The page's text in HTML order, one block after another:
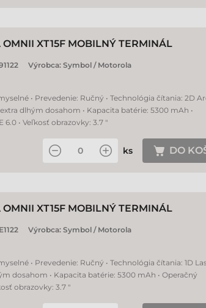
XT15F MOBILNÝ TERMINÁL
Výrobca: Symbol / Motorola
• Prevedenie: Ručný • Technológia čítania: 2D
dlhým dosahom • Kapacita batérie: 5300 mAh •
• Veľkosť obrazovky: 3.7 "
ks DO
XT15F MOBILNÝ TERMINÁL
Výrobca: Symbol / Motorola
• Prevedenie: Ručný • Technológia čítania: 1D
dosahom • Kapacita batérie: 5300 mAh • Operačný
obrazovky: 3.7 "